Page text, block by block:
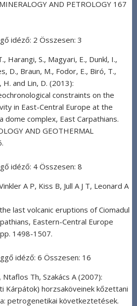
AND PETROLOGY 167
idéző: 2 Összesen: 3
Harangi, S., Magyari, E., Dunkl, I.,
D., Braun, M., Fodor, E., Biró, T.,
and Lin, D. (2013):
constraints on the
in East-Central Europe at the
dome complex, East Carpathians.
AND GEOTHERMAL
idéző: 4 Összesen: 8
A P, Kiss B, Jull A J T, Leonard A
last volcanic eruptions of Ciomadul
Eastern-Central Europe
1498-1507.
idéző: 6 Összesen: 16
Ntaflos Th, Szakács A (2007):
Kárpátok) horzsaköveinek kőzettani
petrogenetikai következtetések.